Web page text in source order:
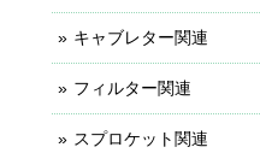
キャブレター関連
フィルター関連
スプロケット関連